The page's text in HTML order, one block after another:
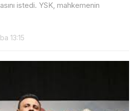
istedi. YSK, mahkemenin
13:15